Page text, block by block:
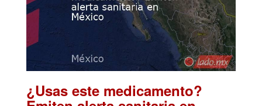
¿Usas este medicamento?